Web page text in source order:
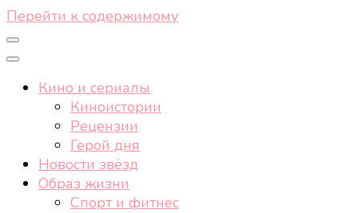
Перейти к содержимому
Кино и сериалы
Киноистории
Рецензии
Герой дня
Новости звёзд
Образ жизни
Спорт и фитнес